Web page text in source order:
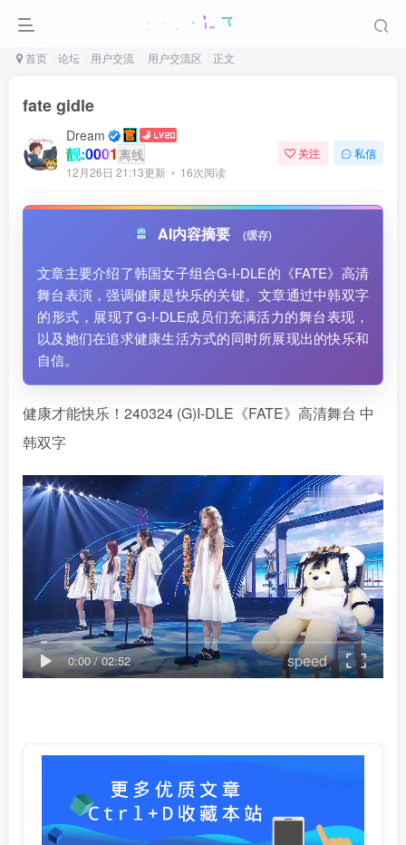
首页 论坛 用户交流 用户交流区 正文
fate gidle
Dream
靓:0001 离线
12月26日 21:13更新 16次阅读
关注 私信
AI内容摘要 (缓存)
文章主要介绍了韩国女子组合G-I-DLE的《FATE》高清
舞台表演，强调健康是快乐的关键。文章通过中韩双字
的形式，展现了G-I-DLE成员们充满活力的舞台表现，
以及她们在追求健康生活方式的同时所展现出的快乐和
自信。
健康才能快乐！240324 (G)I-DLE《FATE》高清舞台 中
韩双字
0:00/02:52 speed